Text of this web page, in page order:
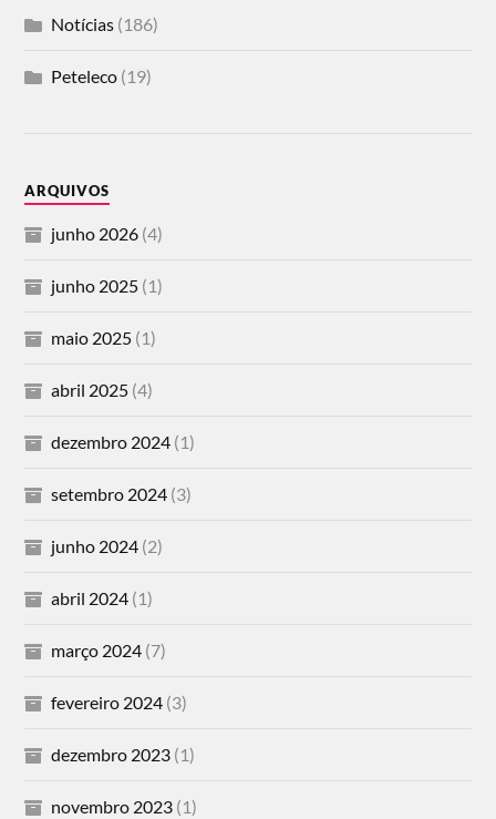
Notícias (186)
Peteleco (19)
ARQUIVOS
junho 2026 (4)
junho 2025 (1)
maio 2025 (1)
abril 2025 (4)
dezembro 2024 (1)
setembro 2024 (3)
junho 2024 (2)
abril 2024 (1)
março 2024 (7)
fevereiro 2024 (3)
dezembro 2023 (1)
novembro 2023 (1)